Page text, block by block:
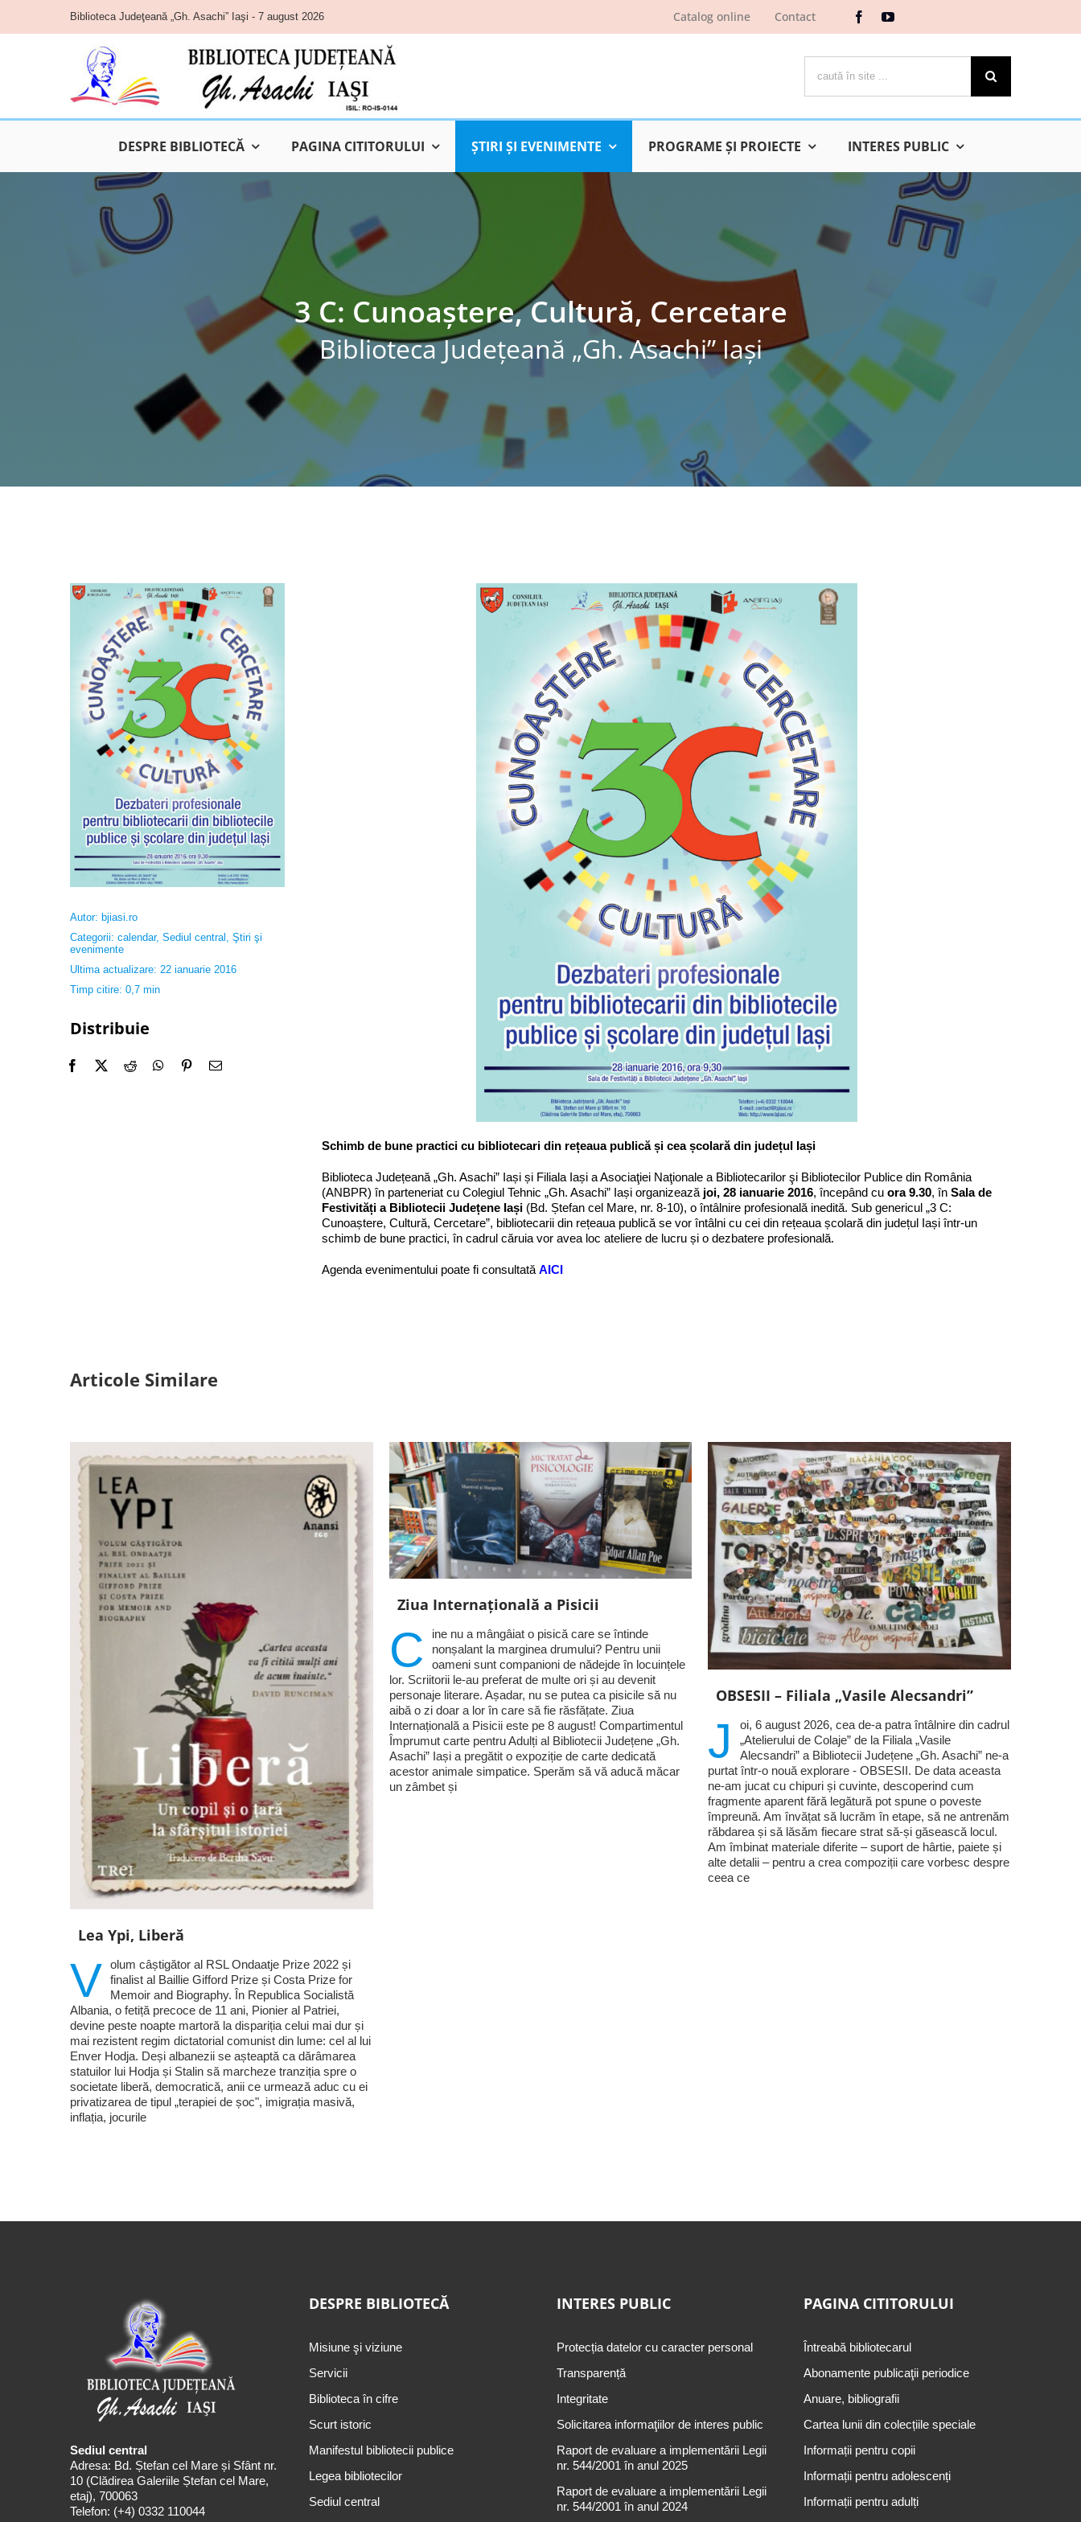
content
Biblioteca Judeţeană „Gh. Asachi” Iaşi - 7 august 2026 Catalog online Contact
DESPRE BIBLIOTECĂ PAGINA CITITORULUI ŞTIRI ŞI EVENIMENTE PROGRAME ŞI PROIECTE INTERES PUBLIC
3 C: Cunoaștere, Cultură, Cercetare
Biblioteca Judeţeană „Gh. Asachi” Iaşi
Autor: bjiasi.ro
Categorii: calendar, Sediul central
Ştiri şi
evenimente
Ultima actualizare: 22 ianuarie 2016
Timp citire: 0,7 min
Distribuie
Schimb de bune practici cu bibliotecari din rețeaua publică și cea școlară din județul Iași
Biblioteca Județeană „Gh. Asachi” Iași și Filiala Iași a Asociaţiei Naţionale a Bibliotecarilor şi Bibliotecilor Publice din România
(ANBPR) în parteneriat cu Colegiul Tehnic „Gh. Asachi” Iași organizează joi, 28 ianuarie 2016, începând cuora 9.30, înSala de
Festivități a Bibliotecii Județene Iași (Bd. Ștefan cel Mare, nr. 8-10), o întâlnire profesională inedită. Sub genericul „3 C:
Cunoaștere, Cultură, Cercetare”, bibliotecarii din rețeaua publică se vor întâlni cu cei din rețeaua școlară din județul Iași într-un
schimb de bune practici, în cadrul căruia vor avea loc ateliere de lucru și o dezbatere profesională.
Agenda evenimentului poate fi consultatăAICI
Articole Similare
Lea Ypi, Liberă
V olum câștigător al RSL Ondaatje Prize 2022 și
finalist al Baillie Gifford Prize și Costa Prize for
Memoir and Biography. În Republica Socialistă
Albania, o fetiță precoce de 11 ani, Pionier al Patriei,
devine peste noapte martoră la dispariția celui mai dur și
mai rezistent regim dictatorial comunist din lume: cel al lui
Enver Hodja. Deși albanezii se așteaptă ca dărâmarea
statuilor lui Hodja și Stalin să marcheze tranziția spre o
societate liberă, democratică, anii ce urmează aduc cu ei
privatizarea de tipul „terapiei de șoc", imigrația masivă,
inflația, jocurile
Ziua Internațională a Pisicii
C
ine nu a mângâiat o pisică care se întinde
nonșalant la marginea drumului? Pentru unii
oameni sunt companioni de nădejde în locuințele
lor. Scriitorii le-au preferat de multe ori și au devenit
personaje literare. Așadar, nu se putea ca pisicile să nu
aibă o zi doar a lor în care să fie răsfățate. Ziua
Internațională a Pisicii este pe 8 august! Compartimentul
Împrumut carte pentru Adulți al Bibliotecii Județene „Gh.
Asachi” Iași a pregătit o expoziție de carte dedicată
acestor animale simpatice. Sperăm să vă aducă măcar
un zâmbet și
OBSESII – Filiala „Vasile Alecsandri”
J
oi, 6 august 2026, cea de-a patra întâlnire din cadrul
„Atelierului de Colaje” de la Filiala „Vasile
Alecsandri” a Bibliotecii Județene „Gh. Asachi” ne-a
purtat într-o nouă explorare - OBSESII. De data aceasta
ne-am jucat cu chipuri și cuvinte, descoperind cum
fragmente aparent fără legătură pot spune o poveste
împreună. Am învățat să lucrăm în etape, să ne antrenăm
răbdarea și să lăsăm fiecare strat să-și găsească locul.
Am îmbinat materiale diferite – suport de hârtie, paiete și
alte detalii – pentru a crea compoziții care vorbesc despre
ceea ce
Sediul central
Adresa: Bd. Ștefan cel Mare și Sfânt nr.
10 (Clădirea Galeriile Ștefan cel Mare,
etaj), 700063
Telefon: (+4) 0332 110044
DESPRE BIBLIOTECĂ
Misiune şi viziune
Servicii
Biblioteca în cifre
Scurt istoric
Manifestul bibliotecii publice
Legea bibliotecilor
Sediul central
INTERES PUBLIC
Protecția datelor cu caracter personal
Transparență
Integritate
Solicitarea informaţiilor de interes public
Raport de evaluare a implementării Legii
nr. 544/2001 în anul 2025
Raport de evaluare a implementării Legii
nr. 544/2001 în anul 2024
PAGINA CITITORULUI
Întreabă bibliotecarul
Abonamente publicaţii periodice
Anuare, bibliografii
Cartea lunii din colecțiile speciale
Informații pentru copii
Informații pentru adolescenți
Informații pentru adulți